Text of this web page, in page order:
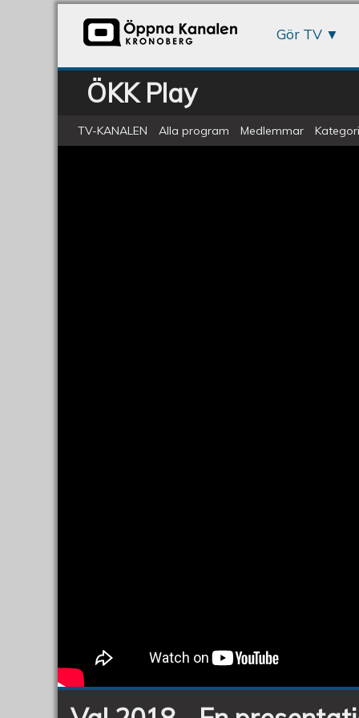
Gör TV
ÖKK Play
TV-KANALEN Alla program Medlemmar